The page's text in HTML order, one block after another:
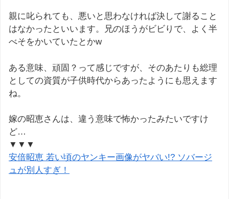
親に叱られても、悪いと思わなければ決して謝ること
はなかったといいます。兄のほうがビビりで、よく半
べそをかいていたとかw
ある意味、頑固？って感じですが、そのあたりも総理
としての資質が子供時代からあったようにも思えます
ね。
嫁の昭恵さんは、違う意味で怖かったみたいですけ
ど…
▼▼▼
安倍昭恵 若い頃のヤンキー画像がヤバい!? ソバージ
ュが別人すぎ！